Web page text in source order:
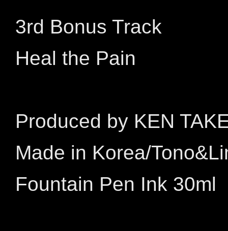
3rd Bonus Track
Heal the Pain
Produced by KEN
Made in Korea/
Fountain Pen Ink 30ml